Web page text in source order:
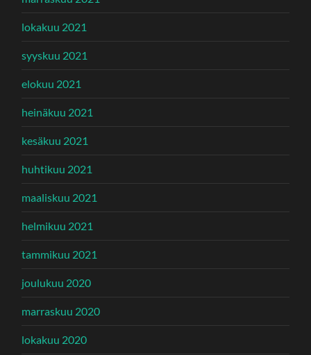
lokakuu 2021
syyskuu 2021
elokuu 2021
heinäkuu 2021
kesäkuu 2021
huhtikuu 2021
maaliskuu 2021
helmikuu 2021
tammikuu 2021
joulukuu 2020
marraskuu 2020
lokakuu 2020